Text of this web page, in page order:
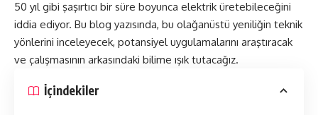
50 yıl gibi şaşırtıcı bir süre boyunca elektrik üretebileceğini
iddia ediyor. Bu blog yazısında, bu olağanüstü yeniliğin teknik
yönlerini inceleyecek, potansiyel uygulamalarını araştıracak
ve çalışmasının arkasındaki bilime ışık tutacağız.
İçindekiler